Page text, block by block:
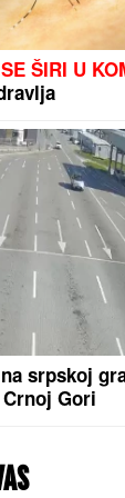
I
i haljini
dva
ZA SVE